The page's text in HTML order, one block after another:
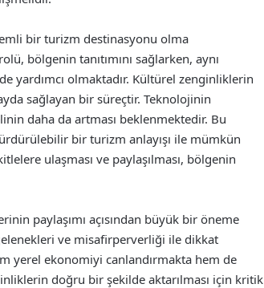
bir turizm destinasyonu olma
bölgenin tanıtımını sağlarken, aynı
yardımcı olmaktadır. Kültürel zenginliklerin
sağlayan bir süreçtir. Teknolojinin
daha da artması beklenmektedir. Bu
bir turizm anlayışı ile mümkün
ulaşması ve paylaşılması, bölgenin
paylaşımı açısından büyük bir öneme
ve misafirperverliği ile dikkat
yerel ekonomiyi canlandırmakta hem de
doğru bir şekilde aktarılması için kritik